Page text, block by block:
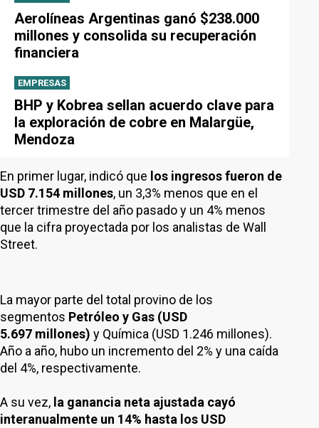
Aerolíneas Argentinas ganó $238.000
millones y consolida su recuperación
financiera
EMPRESAS
BHP y Kobrea sellan acuerdo clave para
la exploración de cobre en Malargüe,
Mendoza
En primer lugar, indicó que los ingresos fueron de
USD 7.154 millones, un 3,3% menos que en el
tercer trimestre del año pasado y un 4% menos
que la cifra proyectada por los analistas de Wall
Street.
La mayor parte del total provino de los
segmentos Petróleo y Gas (USD
5.697 millones) y Química (USD 1.246 millones).
Año a año, hubo un incremento del 2% y una caída
del 4%, respectivamente.
A su vez, la ganancia neta ajustada cayó
interanualmente un 14% hasta los USD